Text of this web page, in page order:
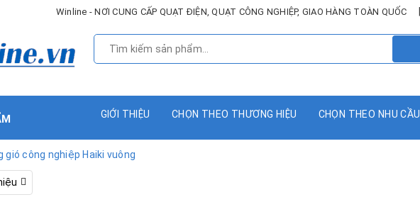
Winline - NƠI CUNG CẤP QUẠT ĐIỆN, QUẠT CÔNG NGHIỆP, GIAO HÀNG TOÀN QUỐC
GIỚI THIỆU CHỌN THEO THƯƠNG HIỆU CHỌN THEO NHU CẦU
gió công nghiệp Haiki vuông